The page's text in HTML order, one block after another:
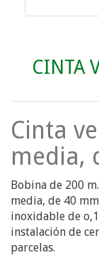
CINTA
Cinta
media,
Bobina de 200
media, de 40
inoxidable de
instalación de
parcelas.